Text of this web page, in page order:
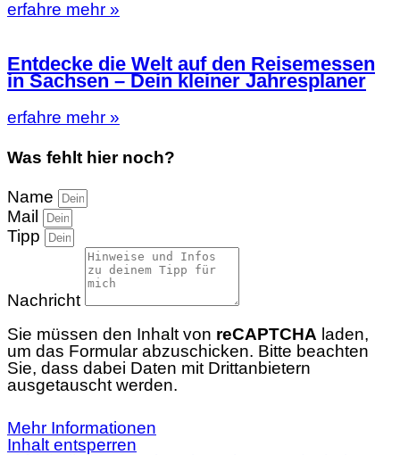
erfahre mehr »
Entdecke die Welt auf den Reisemessen
in Sachsen – Dein kleiner Jahresplaner
erfahre mehr »
Was fehlt hier noch?
Name
Mail
Tipp
Nachricht
Sie müssen den Inhalt von reCAPTCHA laden,
um das Formular abzuschicken. Bitte beachten
Sie, dass dabei Daten mit Drittanbietern
ausgetauscht werden.
Mehr Informationen
Inhalt entsperren